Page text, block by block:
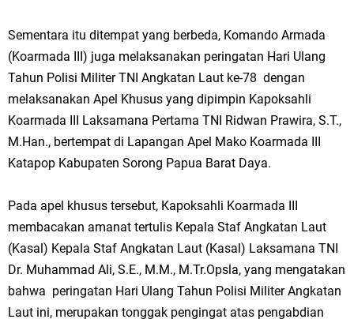
Sementara itu ditempat yang berbeda, Komando Armada
(Koarmada III) juga melaksanakan peringatan Hari Ulang
Tahun Polisi Militer TNI Angkatan Laut ke-78 dengan
melaksanakan Apel Khusus yang dipimpin Kapoksahli
Koarmada III Laksamana Pertama TNI Ridwan Prawira, S.T.,
M.Han., bertempat di Lapangan Apel Mako Koarmada III
Katapop Kabupaten Sorong Papua Barat Daya.
Pada apel khusus tersebut, Kapoksahli Koarmada III
membacakan amanat tertulis Kepala Staf Angkatan Laut
(Kasal) Kepala Staf Angkatan Laut (Kasal) Laksamana TNI
Dr. Muhammad Ali, S.E., M.M., M.Tr.Opsla, yang mengatakan
bahwa peringatan Hari Ulang Tahun Polisi Militer Angkatan
Laut ini, merupakan tonggak pengingat atas pengabdian